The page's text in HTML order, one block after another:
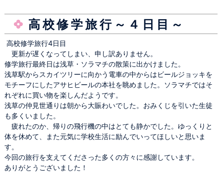
高校修学旅行～４日目～
高校修学旅行4日目
更新が遅くなってしまい、申し訳ありません。
修学旅行最終日は浅草・ソラマチの散策に出かけました。
浅草駅からスカイツリーに向かう電車の中からはビールジョッキを
モチーフにしたアサヒビールの本社を眺めました。ソラマチではそ
れぞれに買い物を楽しんだようです。
浅草の仲見世通りは朝から大賑わいでした。おみくじを引いた生徒
も多くいました。
疲れたのか、帰りの飛行機の中はとても静かでした。ゆっくりと
体を休めて、また元気に学校生活に励んでいってほしいと思いま
す。
今回の旅行を支えてくださった多くの方々に感謝しています。
ありがとうございました！